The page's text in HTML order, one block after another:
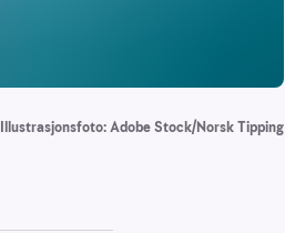
Illustrasjonsfoto: Adobe Stock/Norsk Tipping